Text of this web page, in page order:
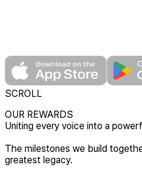
SCROLL
OUR REWARDS
Uniting every voice into a powerf
The milestones we build togeth
greatest legacy.